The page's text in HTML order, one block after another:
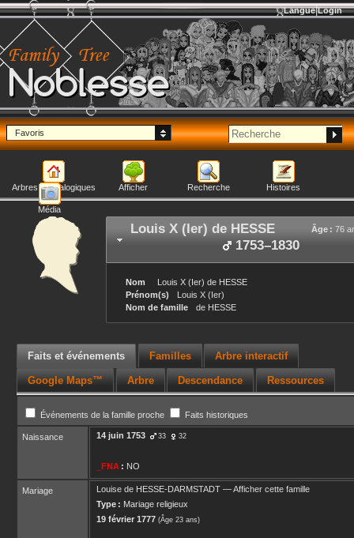
Noblesse
Langue Login
Favoris
Arbres généalogiques Afficher Recherche Histoires
Média
Louis X (Ier) de HESSE Âge : 76
1753–1830
Nom Louis X (Ier) de HESSE
Prénom(s)
Louis X (Ier)
Nom de famille
de HESSE
Faits et événements Familles Arbre interactif
Google Maps™ Arbre Descendance Ressources
Événements de la famille proche Faits historiques
Naissance 14 juin 1753 33 32
_FNA : NO
Mariage Louise de HESSE-DARMSTADT —Afficher cette famille
Type : Mariage religieux
19 février 1777 (Âge 23 ans)